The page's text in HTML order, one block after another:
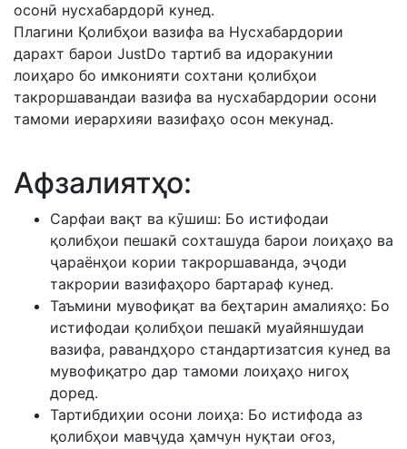
осонӣ нусхабардорӣ кунед.
Плагини Қолибҳои вазифа ва Нусхабардории
дарахт барои JustDo тартиб ва идоракунии
лоиҳаро бо имконияти сохтани қолибҳои
такроршавандаи вазифа ва нусхабардории осони
тамоми иерархияи вазифаҳо осон мекунад.
Афзалиятҳо:
Сарфаи вақт ва кӯшиш: Бо истифодаи
қолибҳои пешакӣ сохташуда барои лоиҳаҳо ва
ҷараёнҳои кории такроршаванда, эҷоди
такрории вазифаҳоро бартараф кунед.
Таъмини мувофиқат ва беҳтарин амалияҳо: Бо
истифодаи қолибҳои пешакӣ муайяншудаи
вазифа, равандҳоро стандартизатсия кунед ва
мувофиқатро дар тамоми лоиҳаҳо нигоҳ
доред.
Тартибдиҳии осони лоиҳа: Бо истифода аз
қолибҳои мавҷуда ҳамчун нуқтаи оғоз,